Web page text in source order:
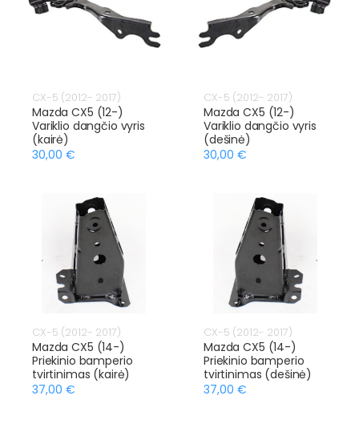
CX-5 (2012- 2017)
Mazda CX5 (12-)
Variklio dangčio vyris
(kairė)
30,00 €
CX-5 (2012- 2017)
Mazda CX5 (12-)
Variklio dangčio vyris
(dešinė)
30,00 €
CX-5 (2012- 2017)
Mazda CX5 (14-)
Priekinio bamperio
tvirtinimas (kairė)
37,00 €
CX-5 (2012- 2017)
Mazda CX5 (14-)
Priekinio bamperio
tvirtinimas (dešinė)
37,00 €